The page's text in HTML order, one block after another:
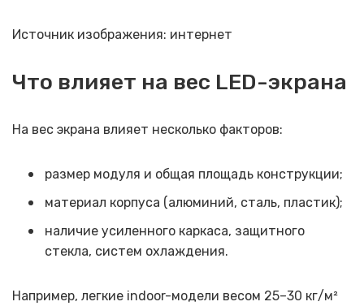
Источник изображения: интернет
Что влияет на вес LED-экрана
На вес экрана влияет несколько факторов:
размер модуля и общая площадь конструкции;
материал корпуса (алюминий, сталь, пластик);
наличие усиленного каркаса, защитного
стекла, систем охлаждения.
Например, легкие indoor-модели весом 25–30 кг/м²